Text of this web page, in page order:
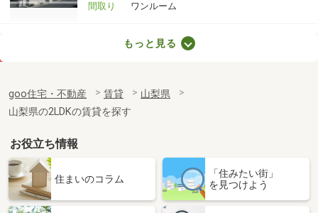
間取り
ワンルーム
専有面積
26.08m²
間取り
山梨県甲府市天神町
価 格
8.10万円
山梨県甲府市天神町
専有面積 25.89m²
もっと見る
goo住宅・不動産 賃貸
山梨県
山梨県の2LDKの賃貸を探す
お役立ち情報
住まいのコラム
「住みたい街」
を見つけよう